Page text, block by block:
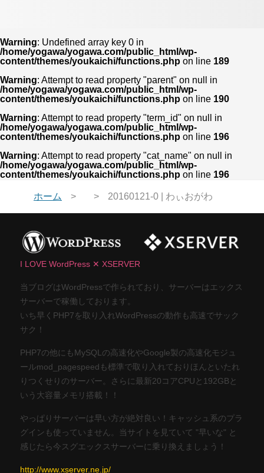
Warning: Undefined array key 0 in
/home/yogawa/yogawa.com/public_html/wp-
content/themes/youkaichi/functions.php on line 189
Warning: Attempt to read property "parent" on null in
/home/yogawa/yogawa.com/public_html/wp-
content/themes/youkaichi/functions.php on line 190
Warning: Attempt to read property "term_id" on null in
/home/yogawa/yogawa.com/public_html/wp-
content/themes/youkaichi/functions.php on line 196
Warning: Attempt to read property "cat_name" on null in
/home/yogawa/yogawa.com/public_html/wp-
content/themes/youkaichi/functions.php on line 196
ホーム 20160121-0 | わぃおがわ
I LOVE WordPress ✕ XSERVER
当ブログはWordPressで作られており、サーバーはエックス
サーバーで稼働しております。
いち早くPHP7を取り入れWordPressの動作も高速でサック
サク！
PHP7の他にもMySQLの高速化やGoogle製の高速化モジュ
ールmod_pagespeedも標準で取り入れておりほんといたれ
りつくせりのサーバー。さらに最新20コアCPUと192GBと
いう大容量メモリ搭載！！
やっぱりサーバーは早い方が絶対良い！キャッシュ系のプラ
グインも使っていません。当サイトを見ていて "早いな" と
感じたら今スグエックスサーバーに乗り換えましょう！
http://www.xserver.ne.jp/